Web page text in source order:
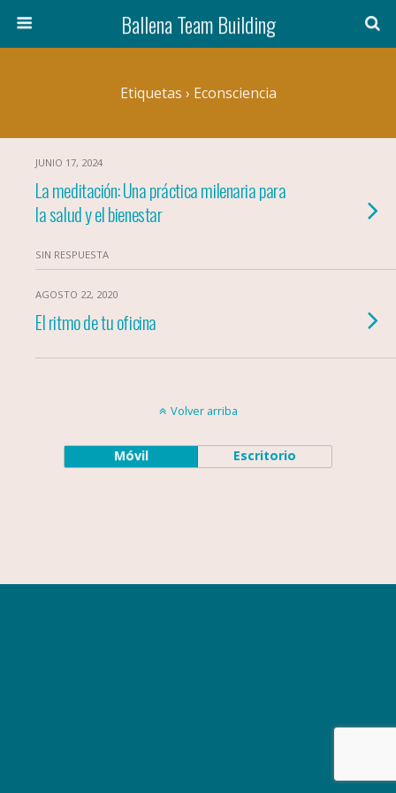
Ballena Team Building
Etiquetas › Econsciencia
JUNIO 17, 2024
La meditación: Una práctica milenaria para
la salud y el bienestar
SIN RESPUESTA
AGOSTO 22, 2020
El ritmo de tu oficina
Volver arriba
Móvil Escritorio